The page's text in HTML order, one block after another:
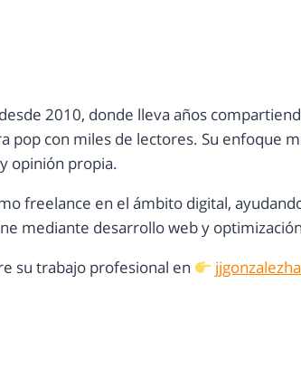
2010, donde lleva años
pop con miles de lectores. Su enfoque
opinión propia.
freelance en el ámbito digital,
mediante desarrollo web y
su trabajo profesional en